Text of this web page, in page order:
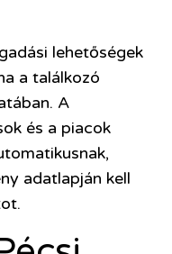
lehetőségek
a találkozó
A
és a piacok
adatlapján kell